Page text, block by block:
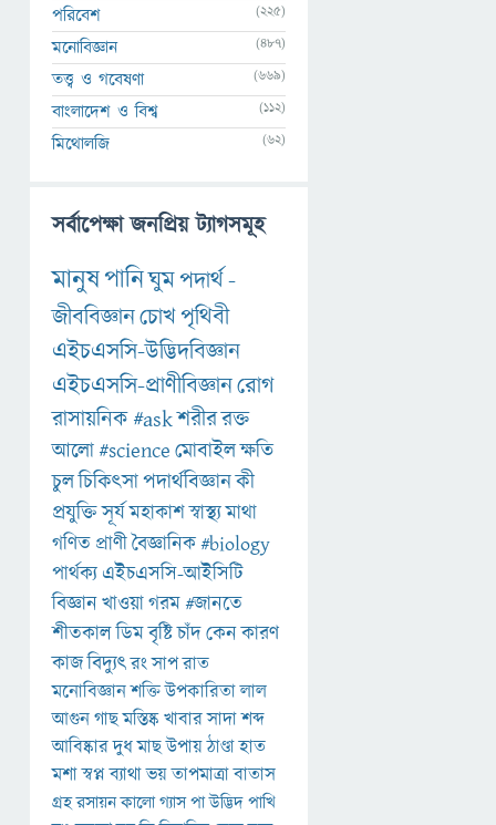
পরিবেশ (225)
মনোবিজ্ঞান (487)
তত্ত্ব ও গবেষণা (669)
বাংলাদেশ ও বিশ্ব (112)
মিথোলজি (62)
সর্বাপেক্ষা জনপ্রিয় ট্যাগসমূহ
মানুষপানিঘুমপদার্থ-
জীববিজ্ঞানচোখপৃথিবী
এইচএসসি-উদ্ভিদবিজ্ঞান
এইচএসসি-প্রাণীবিজ্ঞানরোগ
রাসায়নিক#askশরীররক্ত
আলো#scienceমোবাইলক্ষতি
চুলচিকিৎসাপদার্থবিজ্ঞানকী
প্রযুক্তিসূর্যমহাকাশস্বাস্থ্যমাথা
গণিত প্রাণীবৈজ্ঞানিক#biology
পার্থক্য এইচএসসি-আইসিটি
বিজ্ঞানখাওয়াগরম#জানতে
শীতকালডিমবৃষ্টিচাঁদকেনকারণ
কাজবিদ্যুৎরংসাপরাত
মনোবিজ্ঞানশক্তিউপকারিতালাল
আগুনগাছমস্তিষ্কখাবারসাদাশব্দ
আবিষ্কারদুধমাছউপায়ঠাণ্ডাহাত
মশাস্বপ্নব্যাথাভয়তাপমাত্রাবাতাস
গ্রহরসায়নকালোগ্যাসপাউদ্ভিদপাখি